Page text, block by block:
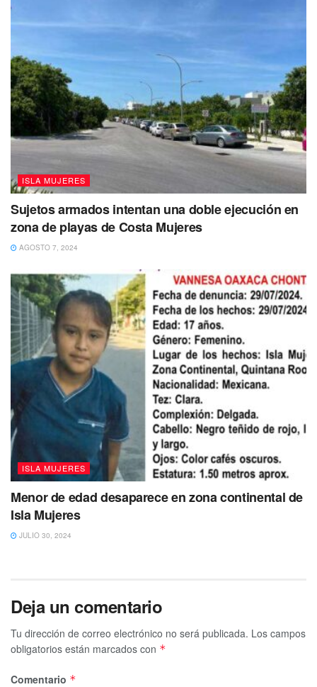
ISLA MUJERES
Sujetos armados intentan una doble ejecución en
zona de playas de Costa Mujeres
AGOSTO 7, 2024
ISLA MUJERES
Menor de edad desaparece en zona continental de
Isla Mujeres
JULIO 30, 2024
Deja un comentario
Tu dirección de correo electrónico no será publicada. Los campos
obligatorios están marcados con *
Comentario *